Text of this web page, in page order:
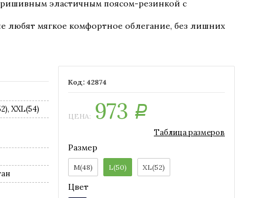
эластичным поясом-резинкой с
мягкое комфортное облегание, без лишних
42874
ЦЕНА: 973 Р
Таблица размеров
Размер
M(48) L(50) XL(52)
Цвет
XXL(54)